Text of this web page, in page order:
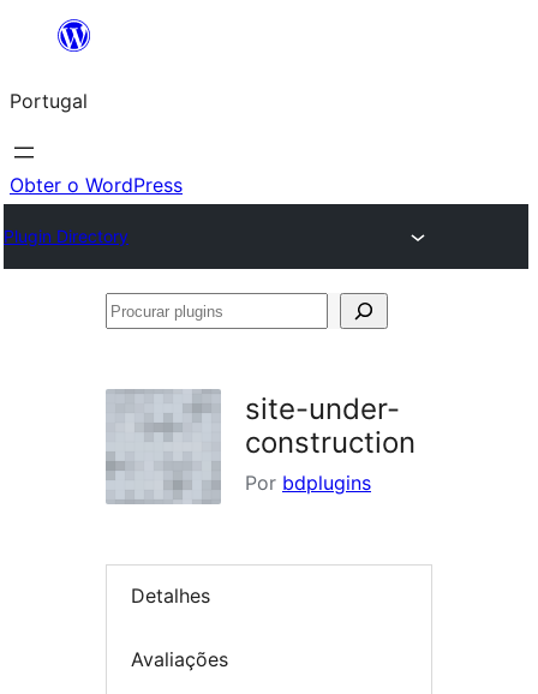
Saltar
o
conteúdo
Portugal
Obter o WordPress
Plugin Directory
Procurar
site-under-
construction
Por bdplugins
Detalhes
Avaliações